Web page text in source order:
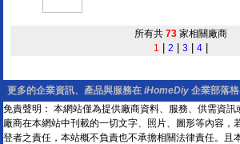
所有共 73 家相關廠商
1
2 3 4
更多的企業資訊、產品與服務在 iHomeDiy 企業部落
免責聲明： 本網站僅為提供廠商資料、服務、供需資訊
廠商在本網站中刊載的一切文字、照片、圖形等內容，
登者之責任，本站概不負責也不承擔相關法律責任。且